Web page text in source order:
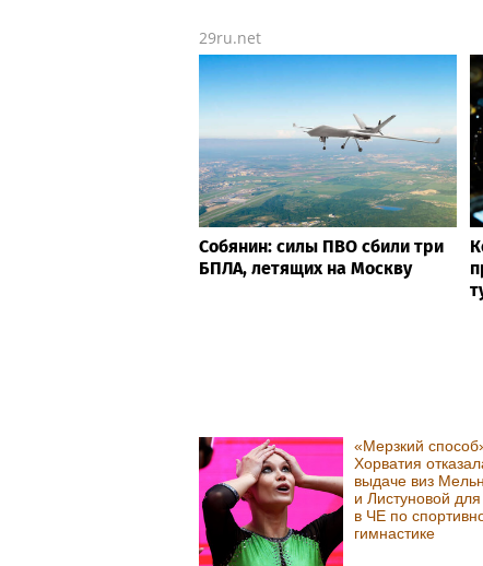
29ru.net
Собянин: силы ПВО сбили три
БПЛА, летящих на Москву
«Мерзкий
Хорватия
выдаче виз
и Листуновой для
в ЧЕ по
гимнастике